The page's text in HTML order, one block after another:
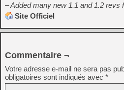
– Added many new 1.1 and 1.2 revs
Site Officiel
Commentaire ¬
Votre adresse e-mail ne sera pas
obligatoires sont indiqués avec *